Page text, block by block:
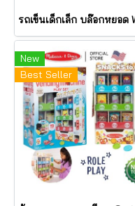
New
Best Seller